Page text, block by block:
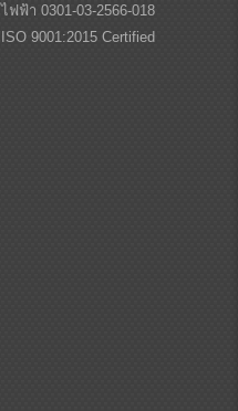
ไฟฟ้า 0301-03-2566-018
ISO 9001:2015 Certified